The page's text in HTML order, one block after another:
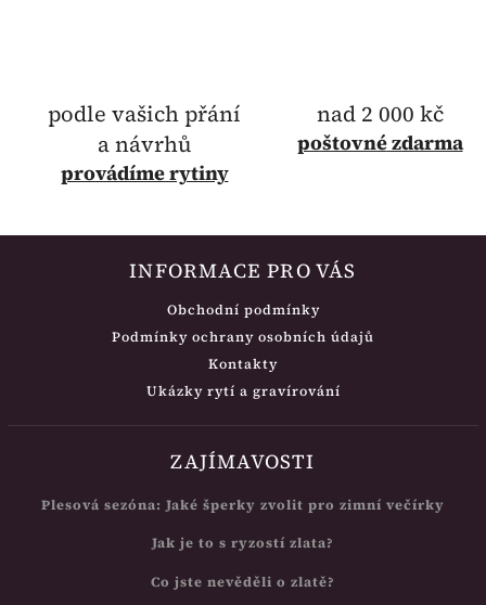
podle vašich přání
a návrhů
provádíme rytiny
nad 2 000 kč
poštovnézdarma
INFORMACE PRO VÁS
Obchodní podmínky
Podmínky ochrany osobních údajů
Kontakty
Ukázky rytí a gravírování
ZAJÍMAVOSTI
Plesová sezóna: Jaké šperky zvolit pro zimní večírky
Jak je to s ryzostí zlata?
Co jste nevěděli o zlatě?